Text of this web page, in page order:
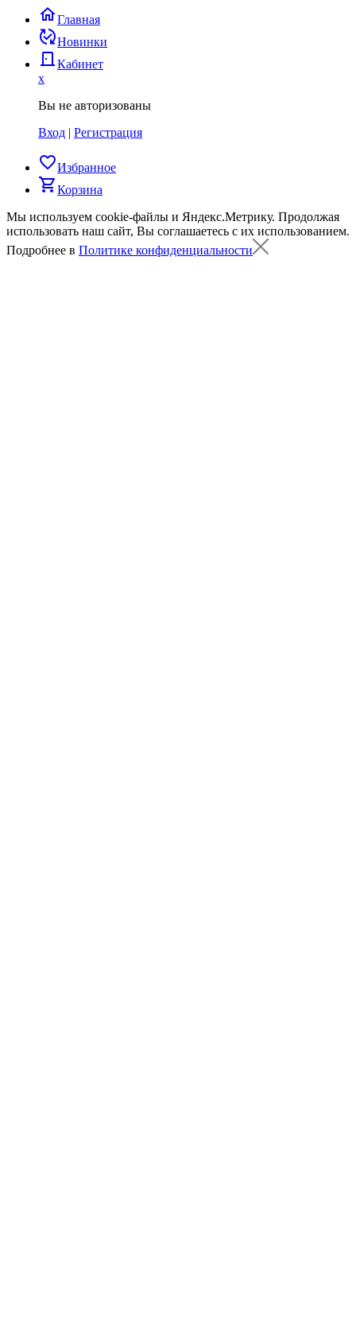
homeГлавная
published_with_changesНовинки
door_back Кабинет
x
Вы не авторизованы
Вход | Регистрация
favorite_borderИзбранное
shopping_cartКорзина
Мы используем cookie-файлы и Яндекс.Метрику. Продолжая
использовать наш сайт, Вы соглашаетесь с их использованием.
Подробнее в Политике конфиденциальности